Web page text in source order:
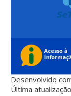
Desenvolvido
Última